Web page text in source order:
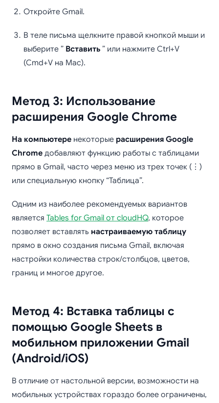
Откройте Gmail.
В теле письма щелкните правой кнопкой мыши и
выберите ” Вставить ” или нажмите Ctrl+V
(Cmd+V на Mac).
Метод 3: Использование
расширения Google Chrome
На компьютере некоторые расширения Google
Chrome добавляют функцию работы с таблицами
прямо в Gmail, часто через меню из трех точек (⋮)
или специальную кнопку “Таблица”.
Одним из наиболее рекомендуемых вариантов
является Tables for Gmail от cloudHQ, которое
позволяет вставлять настраиваемую таблицу
прямо в окно создания письма Gmail, включая
настройки количества строк/столбцов, цветов,
границ и многое другое.
Метод 4: Вставка таблицы с
помощью Google Sheets в
мобильном приложении Gmail
(Android/iOS)
В отличие от настольной версии, возможности на
мобильных устройствах гораздо более ограничены,